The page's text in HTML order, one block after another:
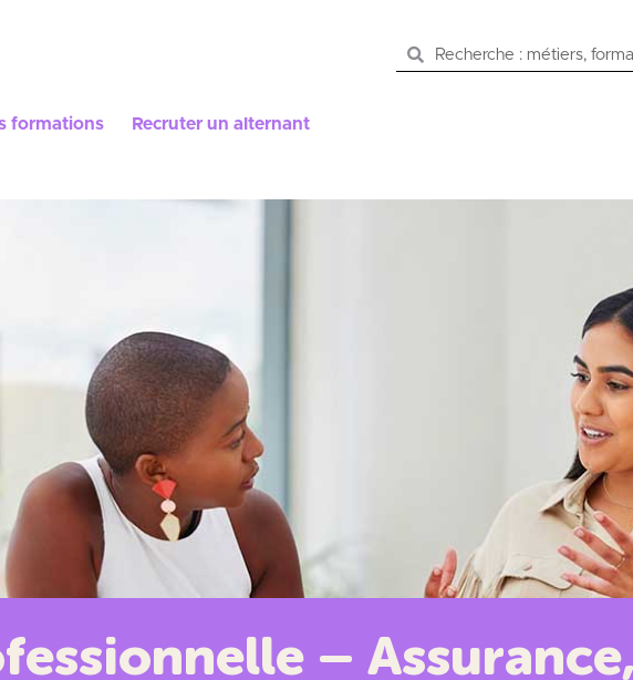
formations Recruter un alternant
–